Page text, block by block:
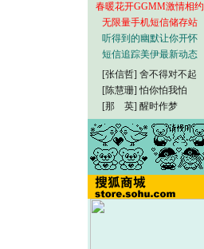
春暖花开GGMM激情相约
无限量手机短信储存站
听得到的幽默让你开怀
短信追踪美伊最新动态
[张信哲] 舍不得对不起
[陈慧珊] 怕你怕我怕
[那 英] 醒时作梦